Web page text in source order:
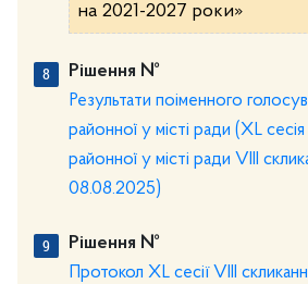
на 2021-2027 роки»
Рішення №
Результати поіменного
районної у місті ради (XL сесія
районної у місті ради VIIІ
08.08.2025)
Рішення №
Протокол XL сесії VIIІ